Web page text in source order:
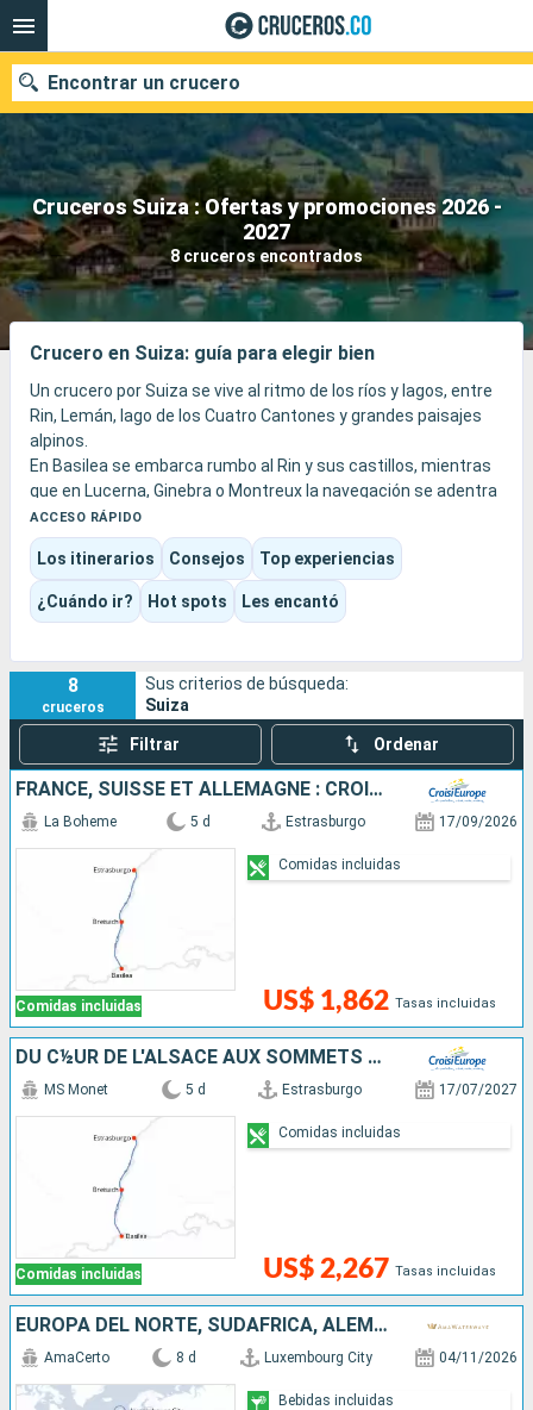
Cruceros Suiza : Ofertas y promociones 2026 -
2027
8 cruceros encontrados
Encontrar un crucero
Fecha de salida
Buscar
Crucero en Suiza: guía para elegir bien
Un crucero por Suiza se vive al ritmo de los ríos y lagos, entre
Rin, Lemán, lago de los Cuatro Cantones y grandes paisajes
alpinos.
En Basilea se embarca rumbo al Rin y sus castillos, mientras
que en Lucerna, Ginebra o Montreux la navegación se adentra
en los lagos, entre barcos Belle Époque, viñedos en terrazas,
cumbres, muelles floridos y pueblos junto al agua.
El destino combina ciudades de arte, trenes panorámicos,
montañas, chocolate, quesos, viñedos y escalas muy
cuidadas, en una experiencia más tranquila y contemplativa
ACCESO RÁPIDO
Los itinerarios Consejos Top experiencias
¿Cuándo ir? Hot spots Les encantó
8
cruceros
Sus criterios de búsqueda:
Suiza
Filtrar Ordenar
FRANCE, SUISSE ET ALLEMAGNE : CROISIÈRE SUR LE RHIN VERS LA RÉGION DES 3 PAYS ET VOYAGE À BORD DU TRAIN "GLACIER EXPRESS"
Comidas incluidas
La Boheme 5 d Estrasburgo 17/09/2026
US$ 1,862 Tasas incluidas
Comidas incluidas
DU C½UR DE L'ALSACE AUX SOMMETS DES ALPES SUISSES
Comidas incluidas
MS Monet 5 d Estrasburgo 17/07/2027
US$ 2,267 Tasas incluidas
Comidas incluidas
EUROPA DEL NORTE, SUDAFRICA, ALEMANIA, FRANCIA, SUIZA
AmaCerto 8 d Luxembourg City 04/11/2026
Bebidas incluidas